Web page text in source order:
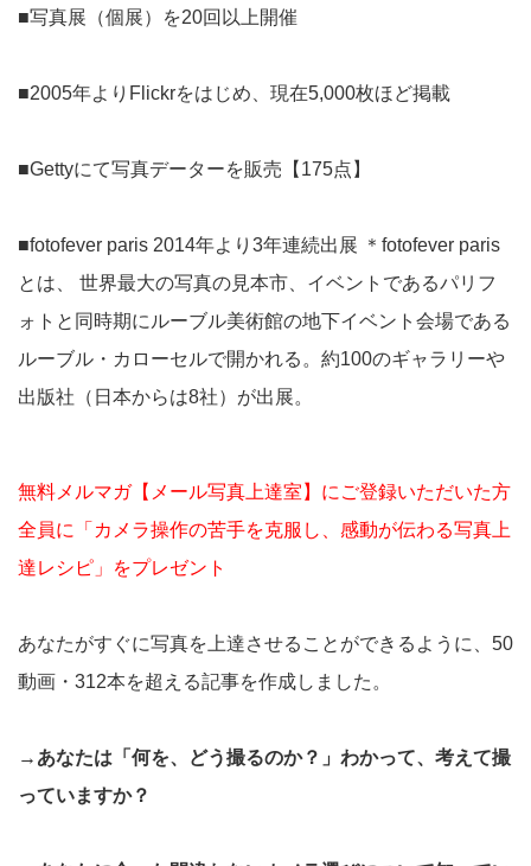
■写真展（個展）を20回以上開催
■2005年よりFlickrをはじめ、現在5,000枚ほど掲載
■Gettyにて写真データーを販売【175点】
■fotofever paris 2014年より3年連続出展 ＊fotofever paris
とは、 世界最大の写真の見本市、イベントであるパリフ
ォトと同時期にルーブル美術館の地下イベント会場である
ルーブル・カローセルで開かれる。約100のギャラリーや
出版社（日本からは8社）が出展。
無料メルマガ【メール写真上達室】にご登録いただいた方
全員に「カメラ操作の苦手を克服し、感動が伝わる写真上
達レシピ」をプレゼント
あなたがすぐに写真を上達させることができるように、50
動画・312本を超える記事を作成しました。
→あなたは「何を、どう撮るのか？」わかって、考えて撮
っていますか？